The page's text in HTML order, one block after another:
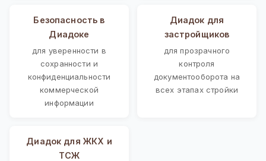
Безопасность в
Диадоке
для уверенности в
сохранности и
конфиденциальности
коммерческой
информации
Диадок для
застройщиков
для прозрачного
контроля
документооборота на
всех этапах стройки
Диадок для ЖКХ и
ТСЖ